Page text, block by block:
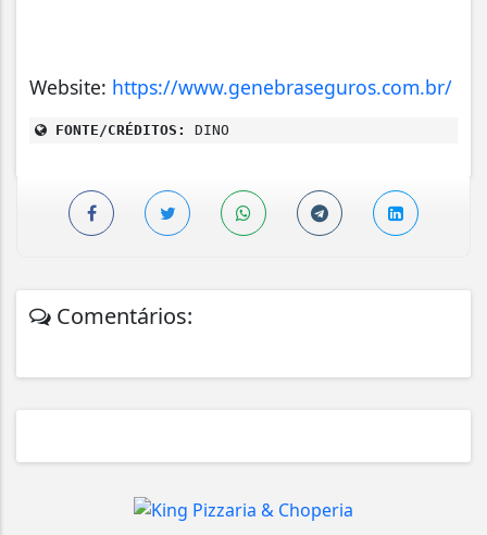
Website: https://www.genebraseguros.com.br/
FONTE/CRÉDITOS: DINO
Comentários: